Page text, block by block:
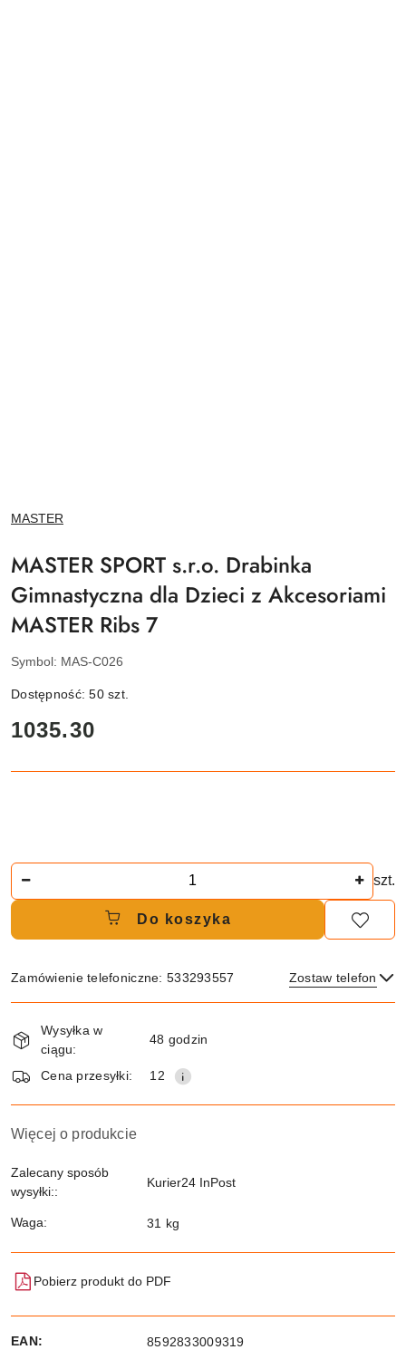
NAZWA
PRODUCENTA:
MASTER
MASTER SPORT s.r.o. Drabinka
Gimnastyczna dla Dzieci z Akcesoriami
MASTER Ribs 7
Symbol: MAS-C026
Dostępność:50szt.
cena:
1035.30
szt.
Do koszyka
Zamówienie telefoniczne: 533293557 Zostaw telefon
Dostępność
i
dostawa
Wysyłka w
ciągu:
48 godzin
Cena przesyłki: 12
Więcej o produkcie
Zalecany sposób
wysyłki::
Kurier24 InPost
Waga: 31 kg
Pobierz produkt do PDF
EAN: 8592833009319